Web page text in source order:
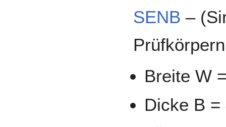
SENB –
Breite W
Dicke B